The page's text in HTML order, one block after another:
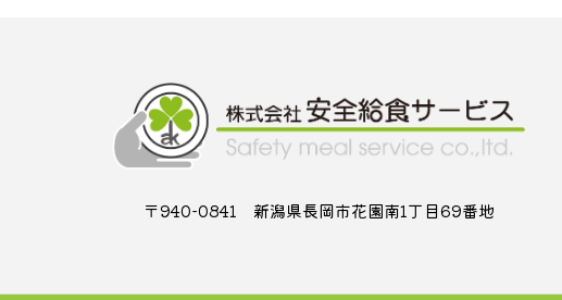
〒940-0841 新潟県長岡市花園南1丁目69番地